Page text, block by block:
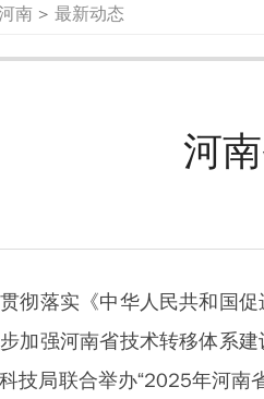
南 > 最新动态
河
落实《中华人民共和国促
加强河南省技术转移体系
技局联合举办“2025年河南